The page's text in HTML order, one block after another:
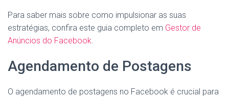
Para saber mais sobre como impulsionar as suas
estratégias, confira este guia completo em Gestor de
Anúncios do Facebook.
Agendamento de Postagens
O agendamento de postagens no Facebook é crucial para